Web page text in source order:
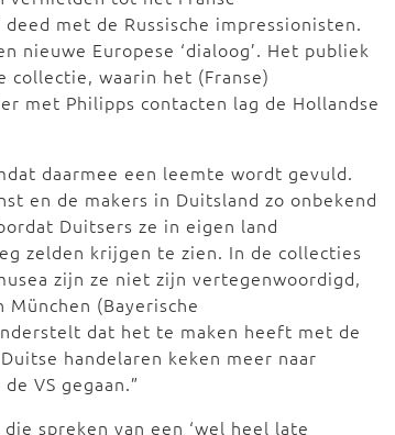
met de Russische impressionisten.
Europese ‘dialoog’. Het publiek
collectie, waarin het (Franse)
met Philipps contacten lag de Hollandse
daarmee een leemte wordt gevuld.
en de makers in Duitsland zo onbekend
Duitsers ze in eigen land
zelden krijgen te zien. In de collecties
zijn ze niet zijn vertegenwoordigd,
(Bayerische
dat het te maken heeft met de
handelaren keken meer naar
VS gegaan.”
spreken van een ‘wel heel late